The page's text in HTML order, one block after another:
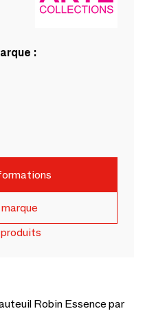
:
Robin Essence par